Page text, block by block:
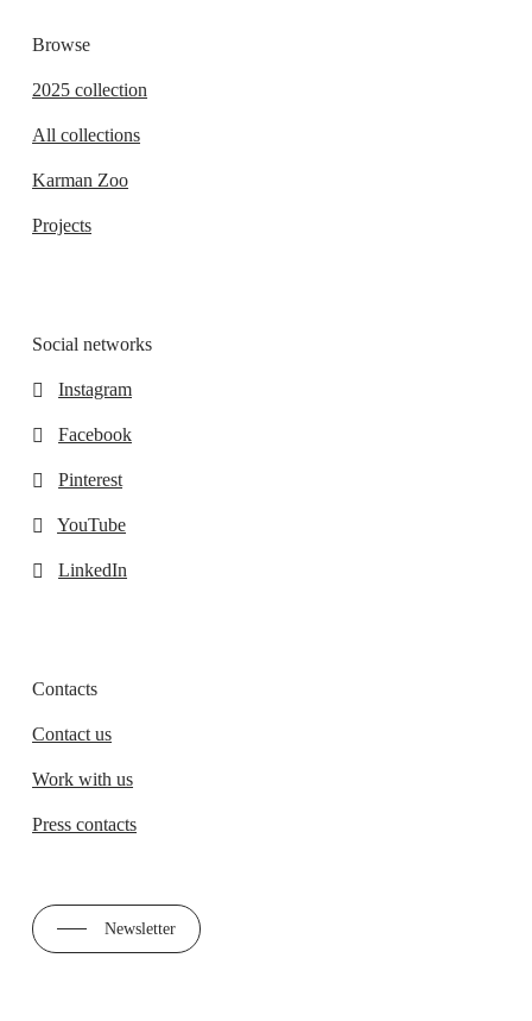
Browse
2025 collection
All collections
Karman Zoo
Projects
Social networks
Instagram
Facebook
Pinterest
YouTube
LinkedIn
Contacts
Contact us
Work with us
Press contacts
Newsletter